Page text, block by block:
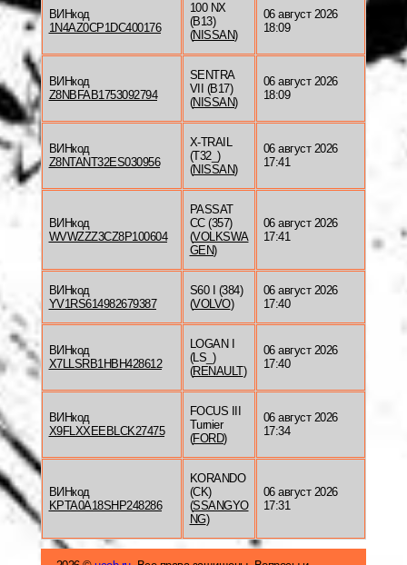
ВИНкод
1N4AZ0CP1DC400176
100 NX
(B13)
(NISSAN)
06 август 2026
18:09
ВИНкод
Z8NBFAB1753092794
SENTRA
VII (B17)
(NISSAN)
06 август 2026
18:09
ВИНкод
Z8NTANT32ES030956
X-TRAIL
(T32_)
(NISSAN)
06 август 2026
17:41
ВИНкод
WVWZZZ3CZ8P100604
PASSAT
CC (357)
(VOLKSWA
GEN)
06 август 2026
17:41
ВИНкод
YV1RS614982679387
S60 I (384)
(VOLVO)
06 август 2026
17:40
ВИНкод
X7LLSRB1HBH428612
LOGAN I
(LS_)
(RENAULT)
06 август 2026
17:40
ВИНкод
X9FLXXEEBLCK27475
FOCUS III
Turnier
(FORD)
06 август 2026
17:34
ВИНкод
KPTA0A18SHP248286
KORANDO
(CK)
(SSANGYO
NG)
06 август 2026
17:31